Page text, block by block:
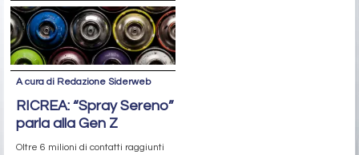
A cura di Redazione Siderweb
RICREA: “Spray Sereno”
parla alla Gen Z
Oltre 6 milioni di contatti raggiunti